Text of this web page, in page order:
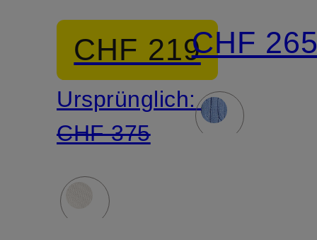
CHF 219
Ursprünglich:
CHF 375
CHF